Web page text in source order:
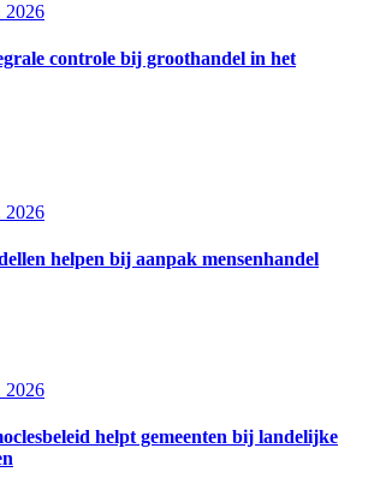
2026
controle bij groothandel in het
2026
helpen bij aanpak mensenhandel
2026
helpt gemeenten bij landelijke